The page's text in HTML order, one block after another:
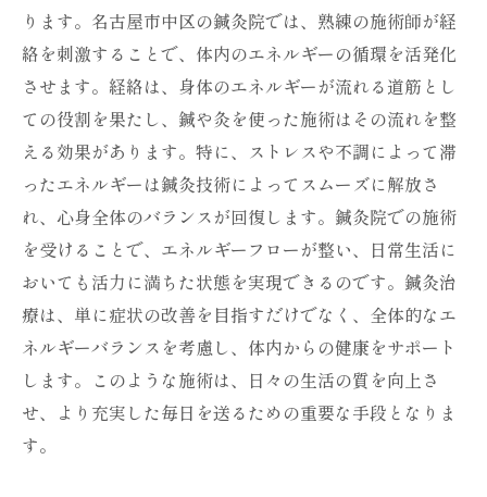
ります。名古屋市中区の鍼灸院では、熟練の施術師が経
絡を刺激することで、体内のエネルギーの循環を活発化
させます。経絡は、身体のエネルギーが流れる道筋とし
ての役割を果たし、鍼や灸を使った施術はその流れを整
える効果があります。特に、ストレスや不調によって滞
ったエネルギーは鍼灸技術によってスムーズに解放さ
れ、心身全体のバランスが回復します。鍼灸院での施術
を受けることで、エネルギーフローが整い、日常生活に
おいても活力に満ちた状態を実現できるのです。鍼灸治
療は、単に症状の改善を目指すだけでなく、全体的なエ
ネルギーバランスを考慮し、体内からの健康をサポート
します。このような施術は、日々の生活の質を向上さ
せ、より充実した毎日を送るための重要な手段となりま
す。